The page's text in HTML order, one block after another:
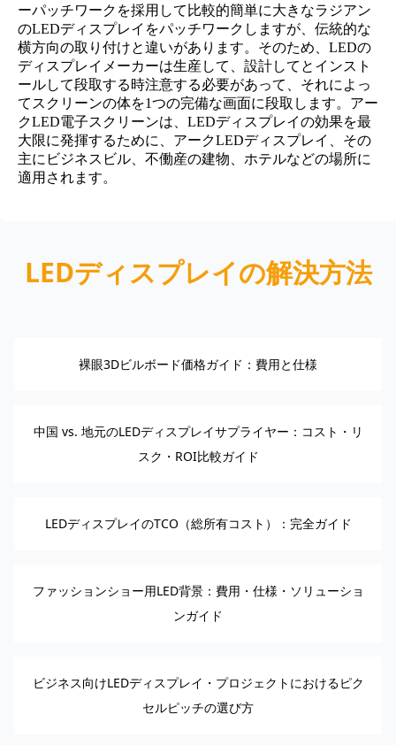
ーパッチワークを採用して比較的簡単に大きなラジアン
のLEDディスプレイをパッチワークしますが、伝統的な
横方向の取り付けと違いがあります。そのため、LEDの
ディスプレイメーカーは生産して、設計してとインスト
ールして段取する時注意する必要があって、それによっ
てスクリーンの体を1つの完備な画面に段取します。アー
クLED電子スクリーンは、LEDディスプレイの効果を最
大限に発揮するために、アークLEDディスプレイ、その
主にビジネスビル、不働産の建物、ホテルなどの場所に
適用されます。
LEDディスプレイの解決方法
裸眼3Dビルボード価格ガイド：費用と仕様
中国 vs. 地元のLEDディスプレイサプライヤー：コスト・リ
スク・ROI比較ガイド
LEDディスプレイのTCO（総所有コスト）：完全ガイド
ファッションショー用LED背景：費用・仕様・ソリューショ
ンガイド
ビジネス向けLEDディスプレイ・プロジェクトにおけるピク
セルピッチの選び方